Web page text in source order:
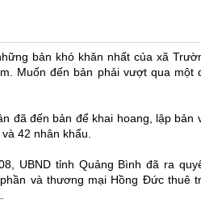
bản khó khăn nhất của xã
Muốn đến bản phải vượt qua
đã đến bản để khai hoang, lập bản
42 nhân khẩu.
UBND tỉnh Quảng Bình đã ra
và thương mại Hồng Đức thuê